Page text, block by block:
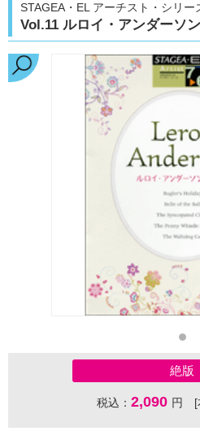
STAGEA・EL アーチスト・シリー
Vol.11 ルロイ・アンダーソ
絶版
税込： 2,090 円 [